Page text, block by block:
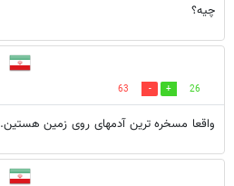
چیه؟
26
63
واقعا مسخره ترین آدمهای روی زمین هستین.